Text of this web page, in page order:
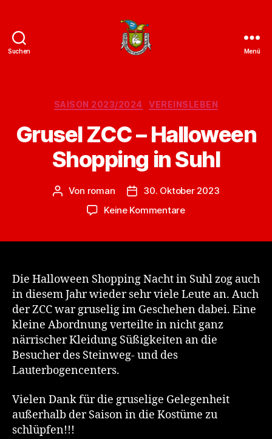
Suchen Menü
Kategorien
SAISON 2023/2024 VEREINSLEBEN
Grusel ZCC – Halloween
Shopping in Suhl
Beitragsautor
Von roman Veröffentlichungsdatum
30. Oktober 2023
Keine Kommentarezu
Shopping
in
Suhl
Die Halloween Shopping Nacht in Suhl zog auch
in diesem Jahr wieder sehr viele Leute an. Auch
der ZCC war gruselig im Geschehen dabei. Eine
kleine Abordnung verteilte in nicht ganz
närrischer Kleidung Süßigkeiten an die
Besucher des Steinweg- und des
Lauterbogencenters.
Vielen Dank für die gruselige Gelegenheit
außerhalb der Saison in die Kostüme zu
schlüpfen!!!